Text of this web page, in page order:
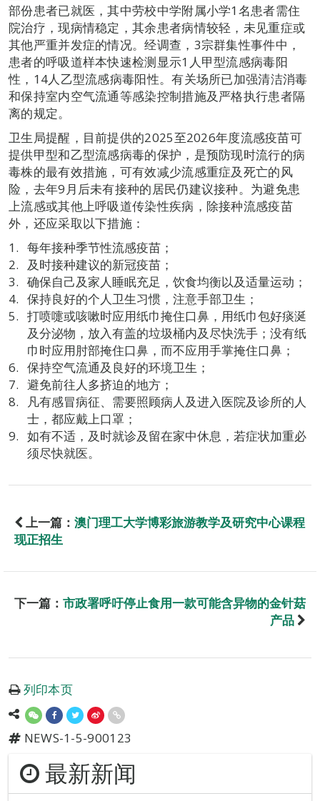
部份患者已就医，其中劳校中学附属小学1名患者需住
院治疗，现病情稳定，其余患者病情较轻，未见重症或
其他严重并发症的情况。经调查，3宗群集性事件中，
患者的呼吸道样本快速检测显示1人甲型流感病毒阳
性，14人乙型流感病毒阳性。有关场所已加强清洁消毒
和保持室内空气流通等感染控制措施及严格执行患者隔
离的规定。
卫生局提醒，目前提供的2025至2026年度流感疫苗可
提供甲型和乙型流感病毒的保护，是预防现时流行的病
毒株的最有效措施，可有效减少流感重症及死亡的风
险，去年9月后未有接种的居民仍建议接种。为避免患
上流感或其他上呼吸道传染性疾病，除接种流感疫苗
外，还应采取以下措施：
每年接种季节性流感疫苗；
及时接种建议的新冠疫苗；
确保自己及家人睡眠充足，饮食均衡以及适量运动；
保持良好的个人卫生习惯，注意手部卫生；
打喷嚏或咳嗽时应用纸巾掩住口鼻，用纸巾包好痰涎
及分泌物，放入有盖的垃圾桶内及尽快洗手；没有纸
巾时应用肘部掩住口鼻，而不应用手掌掩住口鼻；
保持空气流通及良好的环境卫生；
避免前往人多挤迫的地方；
凡有感冒病征、需要照顾病人及进入医院及诊所的人
士，都应戴上口罩；
如有不适，及时就诊及留在家中休息，若症状加重必
须尽快就医。
上一篇： 澳门理工大学博彩旅游教学及研究中心课程
现正招生
下一篇： 市政署呼吁停止食用一款可能含异物的金针菇
产品
列印本页
NEWS-1-5-900123
最新新闻